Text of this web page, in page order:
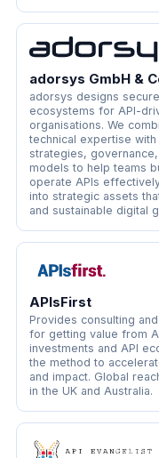
adorsys GmbH &
adorsys designs
ecosystems for API-
organisations. We
technical expertise with
strategies,
models to help teams
operate APIs
into strategic assets
and sustainable digital
APIsFirst
Provides consulting
for getting value from
investments and API
the method to
and impact. Global
in the UK and Australia.